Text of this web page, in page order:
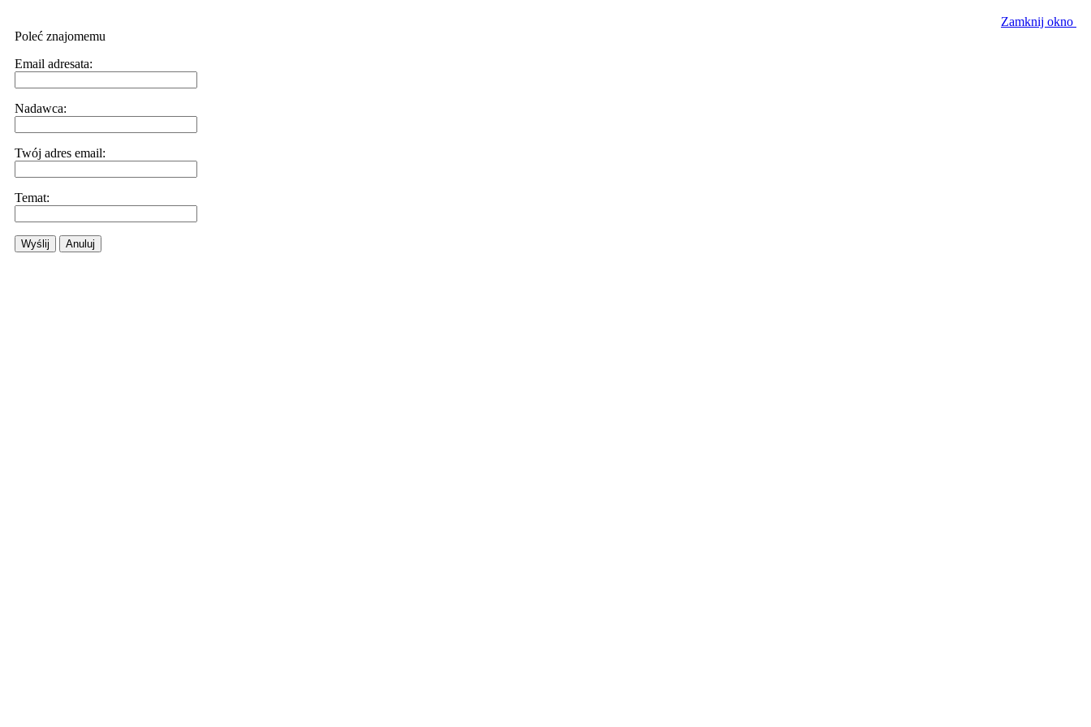
Zamknij okno
Poleć znajomemu
Email adresata:
Nadawca:
Twój adres email:
Temat:
Wyślij Anuluj